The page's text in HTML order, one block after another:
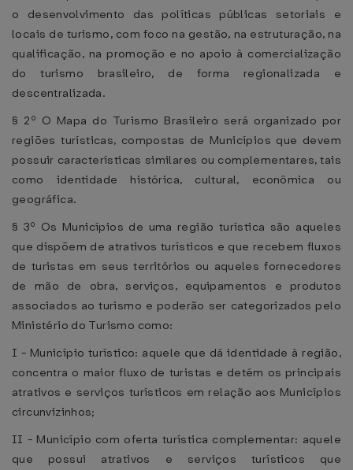
o desenvolvimento das políticas públicas setoriais e
locais de turismo, com foco na gestão, na estruturação, na
qualificação, na promoção e no apoio à comercialização
do turismo brasileiro, de forma regionalizada e
descentralizada.
§ 2º O Mapa do Turismo Brasileiro será organizado por
regiões turísticas, compostas de Municípios que devem
possuir características similares ou complementares, tais
como identidade histórica, cultural, econômica ou
geográfica.
§ 3º Os Municípios de uma região turística são aqueles
que dispõem de atrativos turísticos e que recebem fluxos
de turistas em seus territórios ou aqueles fornecedores
de mão de obra, serviços, equipamentos e produtos
associados ao turismo e poderão ser categorizados pelo
Ministério do Turismo como:
I - Município turístico: aquele que dá identidade à região,
concentra o maior fluxo de turistas e detém os principais
atrativos e serviços turísticos em relação aos Municípios
circunvizinhos;
II - Município com oferta turística complementar: aquele
que possui atrativos e serviços turísticos que